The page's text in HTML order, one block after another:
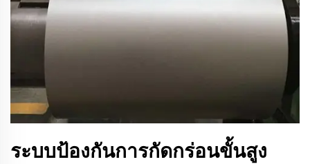
ระบบป้องกันการกัดกร่อนขั้นสูง